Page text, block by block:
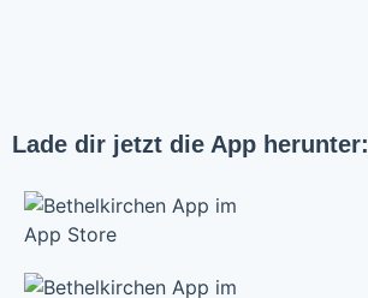
Lade dir jetzt die App herunter: